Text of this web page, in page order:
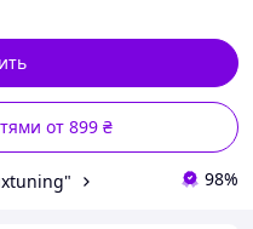
от 899 ₴
98%